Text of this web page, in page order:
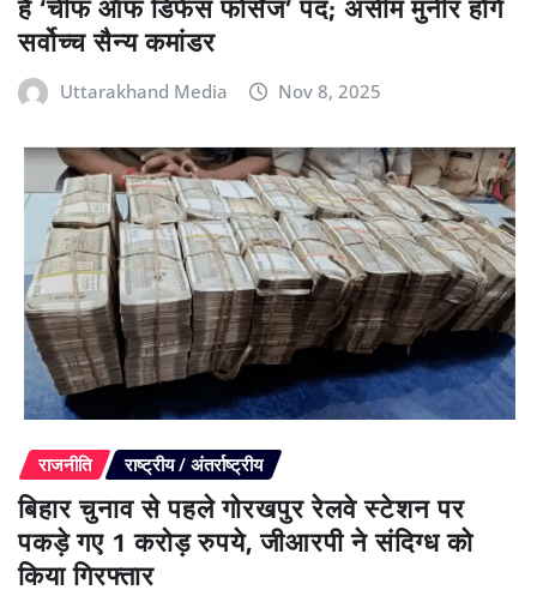
सर्वोच्च सैन्य कमांडर
Uttarakhand Media Nov 8, 2025
राजनीति राष्ट्रीय / अंतर्राष्ट्रीय
बिहार चुनाव से पहले गोरखपुर रेलवे स्टेशन पर
पकड़े गए 1 करोड़ रुपये, जीआरपी ने संदिग्ध को
किया गिरफ्तार